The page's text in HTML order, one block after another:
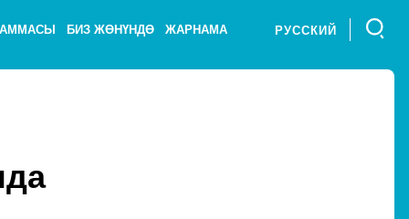
БИЗ ЖӨНҮНДӨ ЖАРНАМА РУССКИЙ